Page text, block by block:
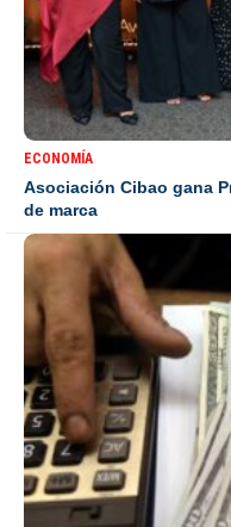
ECONOMÍA
Asociación Cibao gana
de marca